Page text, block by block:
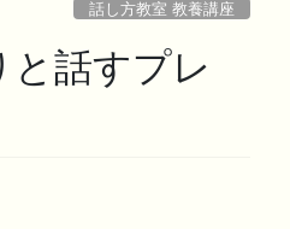
話し方教室 教養講座
と話すプレ